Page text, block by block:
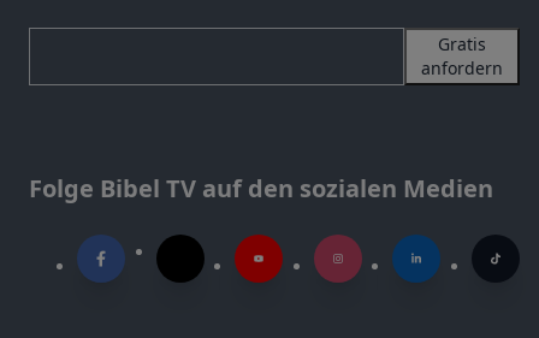
Gratis
anfordern
Folge Bibel TV auf den sozialen Medien